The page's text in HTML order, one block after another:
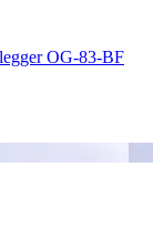
OG-83-BF